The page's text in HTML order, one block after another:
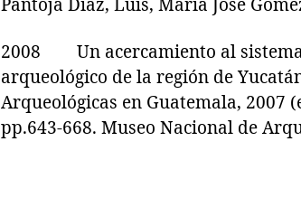
Pantoja Díaz, Luis, María José
2008 Un acercamiento al sistema
arqueológico de la región de
Arqueológicas en Guatemala, 2007
pp.643-668. Museo Nacional de